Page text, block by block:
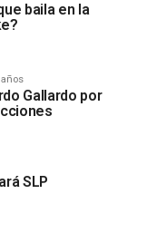
baila en la
años
Gallardo por
SLP